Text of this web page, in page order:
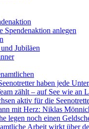
Spendenaktion anlegen
Jubiläen
haben jede
zählt – auf See wie an
aktiv für die
mit Herz: Niklas
legen noch einen
Arbeit wirkt über